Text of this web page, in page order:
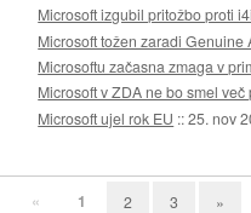
Microsoft izgubil pritožbo proti i4i
Microsoft tožen zaradi Genuine
Microsoftu začasna zmaga v
Microsoft v ZDA ne bo smel
Microsoft ujel rok EU ::25. nov
« 1 2 3 »